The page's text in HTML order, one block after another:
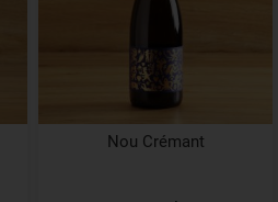
Nou Crémant